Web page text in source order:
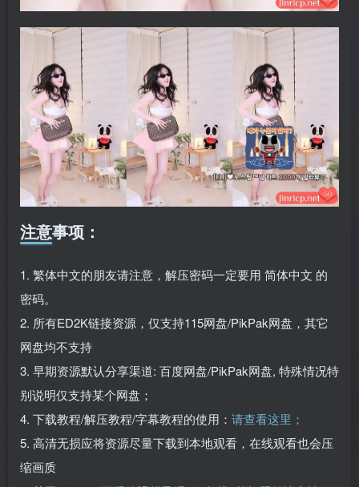
注意事项：
1. 繁体中文的朋友请注意，解压密码一定要用 简体中文 的
密码。
2. 所有ED2K链接资源，仅支持115网盘/PikPak网盘，其它
网盘均不支持
3. 早期资源默认分享渠道: 百度网盘/PikPak网盘, 特殊情况特
别说明仅支持某个网盘；
4. 下载教程/解压教程/字幕教程的使用： 请查看这里；
5. 高清无损应将资源尽量下载到本地观看，在线观看也会压
缩画质